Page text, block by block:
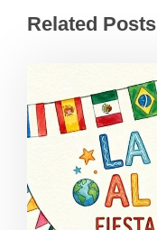
Related Posts